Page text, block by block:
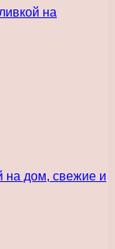
на
на дом, свежие и